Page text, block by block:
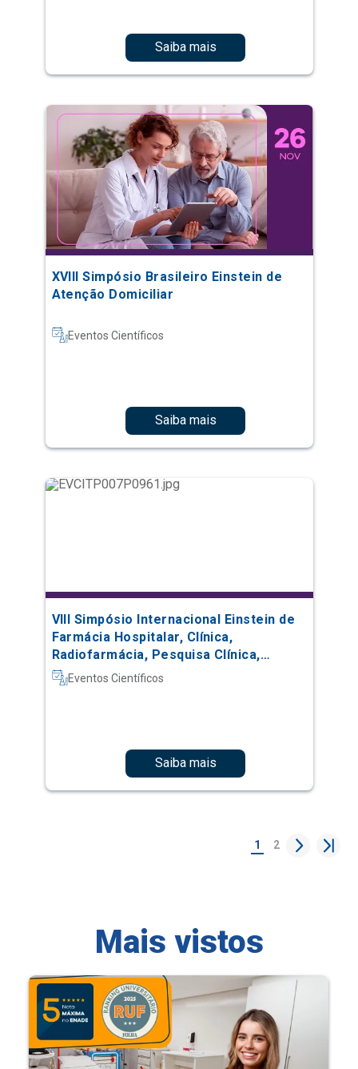
Saiba mais
XVIII Simpósio Brasileiro Einstein de
Atenção Domiciliar
Eventos Científicos
Saiba mais
VIII Simpósio Internacional Einstein de
Farmácia Hospitalar, Clínica,
Radiofarmácia, Pesquisa Clínica,
Automação e Oncologia
Eventos Científicos
Saiba mais
1 2
Mais vistos